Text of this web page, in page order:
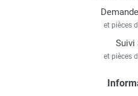
et pièces
Suivi
et pièces